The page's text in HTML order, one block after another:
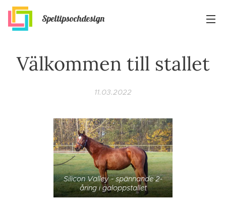
Speltipsochdesign
Välkommen till stallet
11.03.2022
Silicon Valley - spännande 2-
åring i galoppstallet